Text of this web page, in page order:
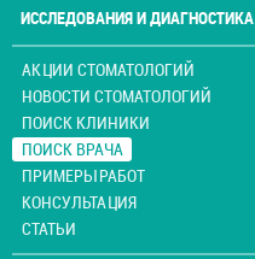
ИССЛЕДОВАНИЯ И ДИАГНОСТИКА
АКЦИИ СТОМАТОЛОГИЙ
НОВОСТИ СТОМАТОЛОГИЙ
ПОИСК КЛИНИКИ
ПОИСК ВРАЧА
ПРИМЕРЫ РАБОТ
КОНСУЛЬТАЦИЯ
СТАТЬИ